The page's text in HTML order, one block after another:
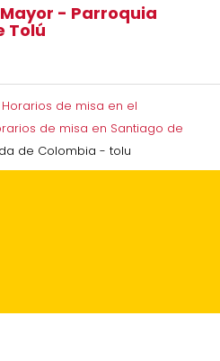
- Parroquia
Tolú
Horarios de misa en el
de misa en Santiago de
de Colombia - tolu